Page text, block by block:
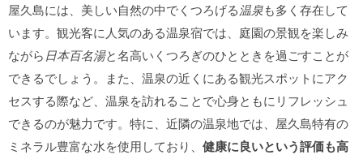
屋久島には、美しい自然の中でくつろげる温泉も多く存在して
います。観光客に人気のある温泉宿では、庭園の景観を楽しみ
ながら日本百名湯と名高いくつろぎのひとときを過ごすことが
できるでしょう。また、温泉の近くにある観光スポットにアク
セスする際など、温泉を訪れることで心身ともにリフレッシュ
できるのが魅力です。特に、近隣の温泉地では、屋久島特有の
ミネラル豊富な水を使用しており、 健康に良いという評価も高